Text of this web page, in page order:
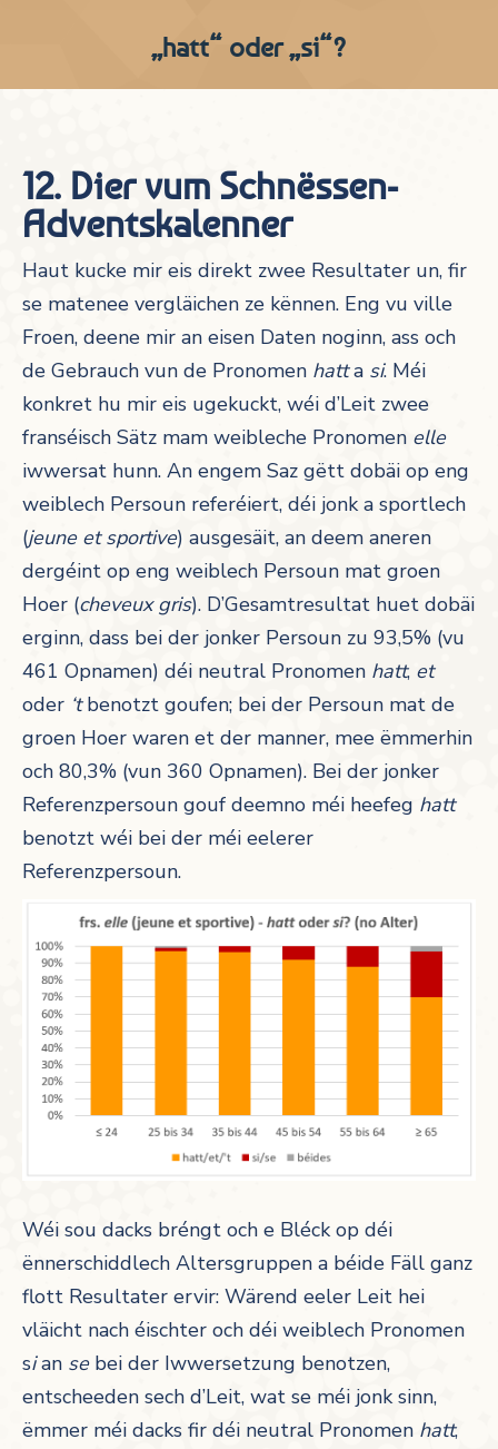
„hatt“ oder „si“?
12. Dier vum Schnëssen-
Adventskalenner
Haut kucke mir eis direkt zwee Resultater un, fir
se matenee vergläichen ze kënnen. Eng vu ville
Froen, deene mir an eisen Daten noginn, ass och
de Gebrauch vun de Pronomen hatta si. Méi
konkret hu mir eis ugekuckt, wéi d’Leit zwee
franséisch Sätz mam weibleche Pronomen elle
iwwersat hunn. An engem Saz gëtt dobäi op eng
weiblech Persoun referéiert, déi jonk a sportlech
(jeune et sportive) ausgesäit, an deem aneren
dergéint op eng weiblech Persoun mat groen
Hoer (cheveux gris). D’Gesamtresultat huet dobäi
erginn, dass bei der jonker Persoun zu 93,5% (vu
461 Opnamen) déi neutral Pronomen hatt, et
oder ‘tbenotzt goufen; bei der Persoun mat de
groen Hoer waren et der manner, mee ëmmerhin
och 80,3% (vun 360 Opnamen). Bei der jonker
Referenzpersoun gouf deemno méi heefeg hatt
benotzt wéi bei der méi eelerer
Referenzpersoun.
Wéi sou dacks bréngt och e Bléck op déi
ënnerschiddlech Altersgruppen a béide Fäll ganz
flott Resultater ervir: Wärend eeler Leit hei
vläicht nach éischter och déi weiblech Pronomen
sian se bei der Iwwersetzung benotzen,
entscheeden sech d’Leit, wat se méi jonk sinn,
ëmmer méi dacks fir déi neutral Pronomen hatt,